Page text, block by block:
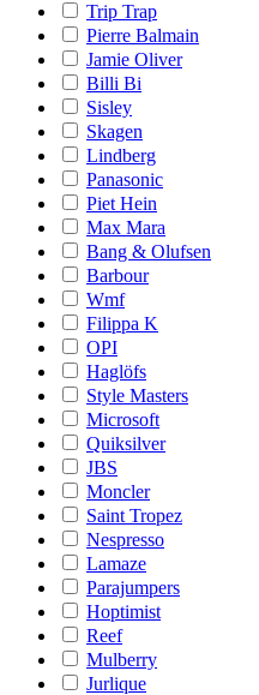
Trip Trap
Pierre Balmain
Jamie Oliver
Billi Bi
Sisley
Skagen
Lindberg
Panasonic
Piet Hein
Max Mara
Bang & Olufsen
Barbour
Wmf
Filippa K
OPI
Haglöfs
Style Masters
Microsoft
Quiksilver
JBS
Moncler
Saint Tropez
Nespresso
Lamaze
Parajumpers
Hoptimist
Reef
Mulberry
Jurlique